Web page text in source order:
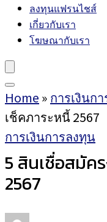
ลงทุนแฟรนไชส์
เกี่ยวกับเรา
โฆษณากับเรา
Home » การเงินก
เช็คภาระหนี้ 2567
การเงินการลงทุน
5 สินเชื่อสมัค
2567